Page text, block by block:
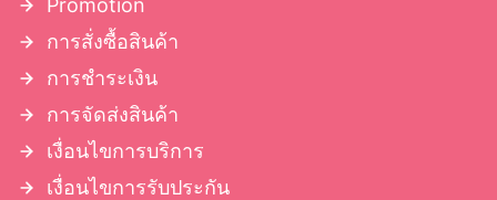
Promotion
การสั่งซื้อสินค้า
การชำระเงิน
การจัดส่งสินค้า
เงื่อนไขการบริการ
เงื่อนไขการรับประกัน